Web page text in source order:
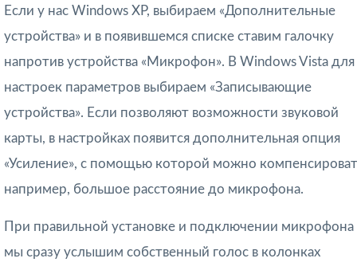
Если у нас Windows XP, выбираем «Дополнительные
устройства» и в появившемся списке ставим галочку
напротив устройства «Микрофон». В Windows Vista для
настроек параметров выбираем «Записывающие
устройства». Если позволяют возможности звуковой
карты, в настройках появится дополнительная опция
«Усиление», с помощью которой можно
например, большое расстояние до микрофона.
При правильной установке и подключении микрофона
мы сразу услышим собственный голос в колонках